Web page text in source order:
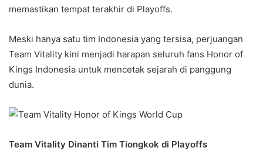
memastikan tempat terakhir di Playoffs.
Meski hanya satu tim Indonesia yang tersisa, perjuangan
Team Vitality kini menjadi harapan seluruh fans Honor of
Kings Indonesia untuk mencetak sejarah di panggung
dunia.
Team Vitality Dinanti Tim Tiongkok di Playoffs